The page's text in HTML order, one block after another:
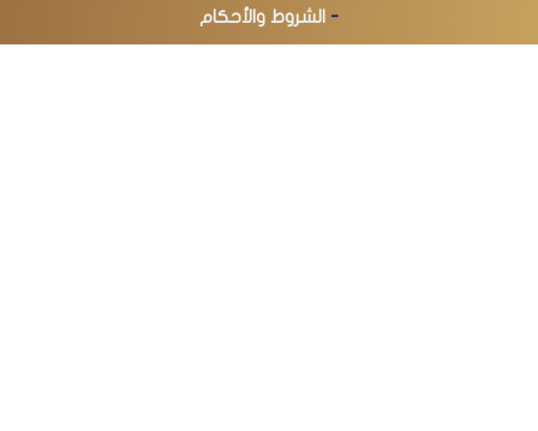
- الشروط والأحكام